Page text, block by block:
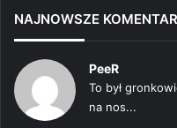
NAJNOWSZE
PeeR
To był
na nos...